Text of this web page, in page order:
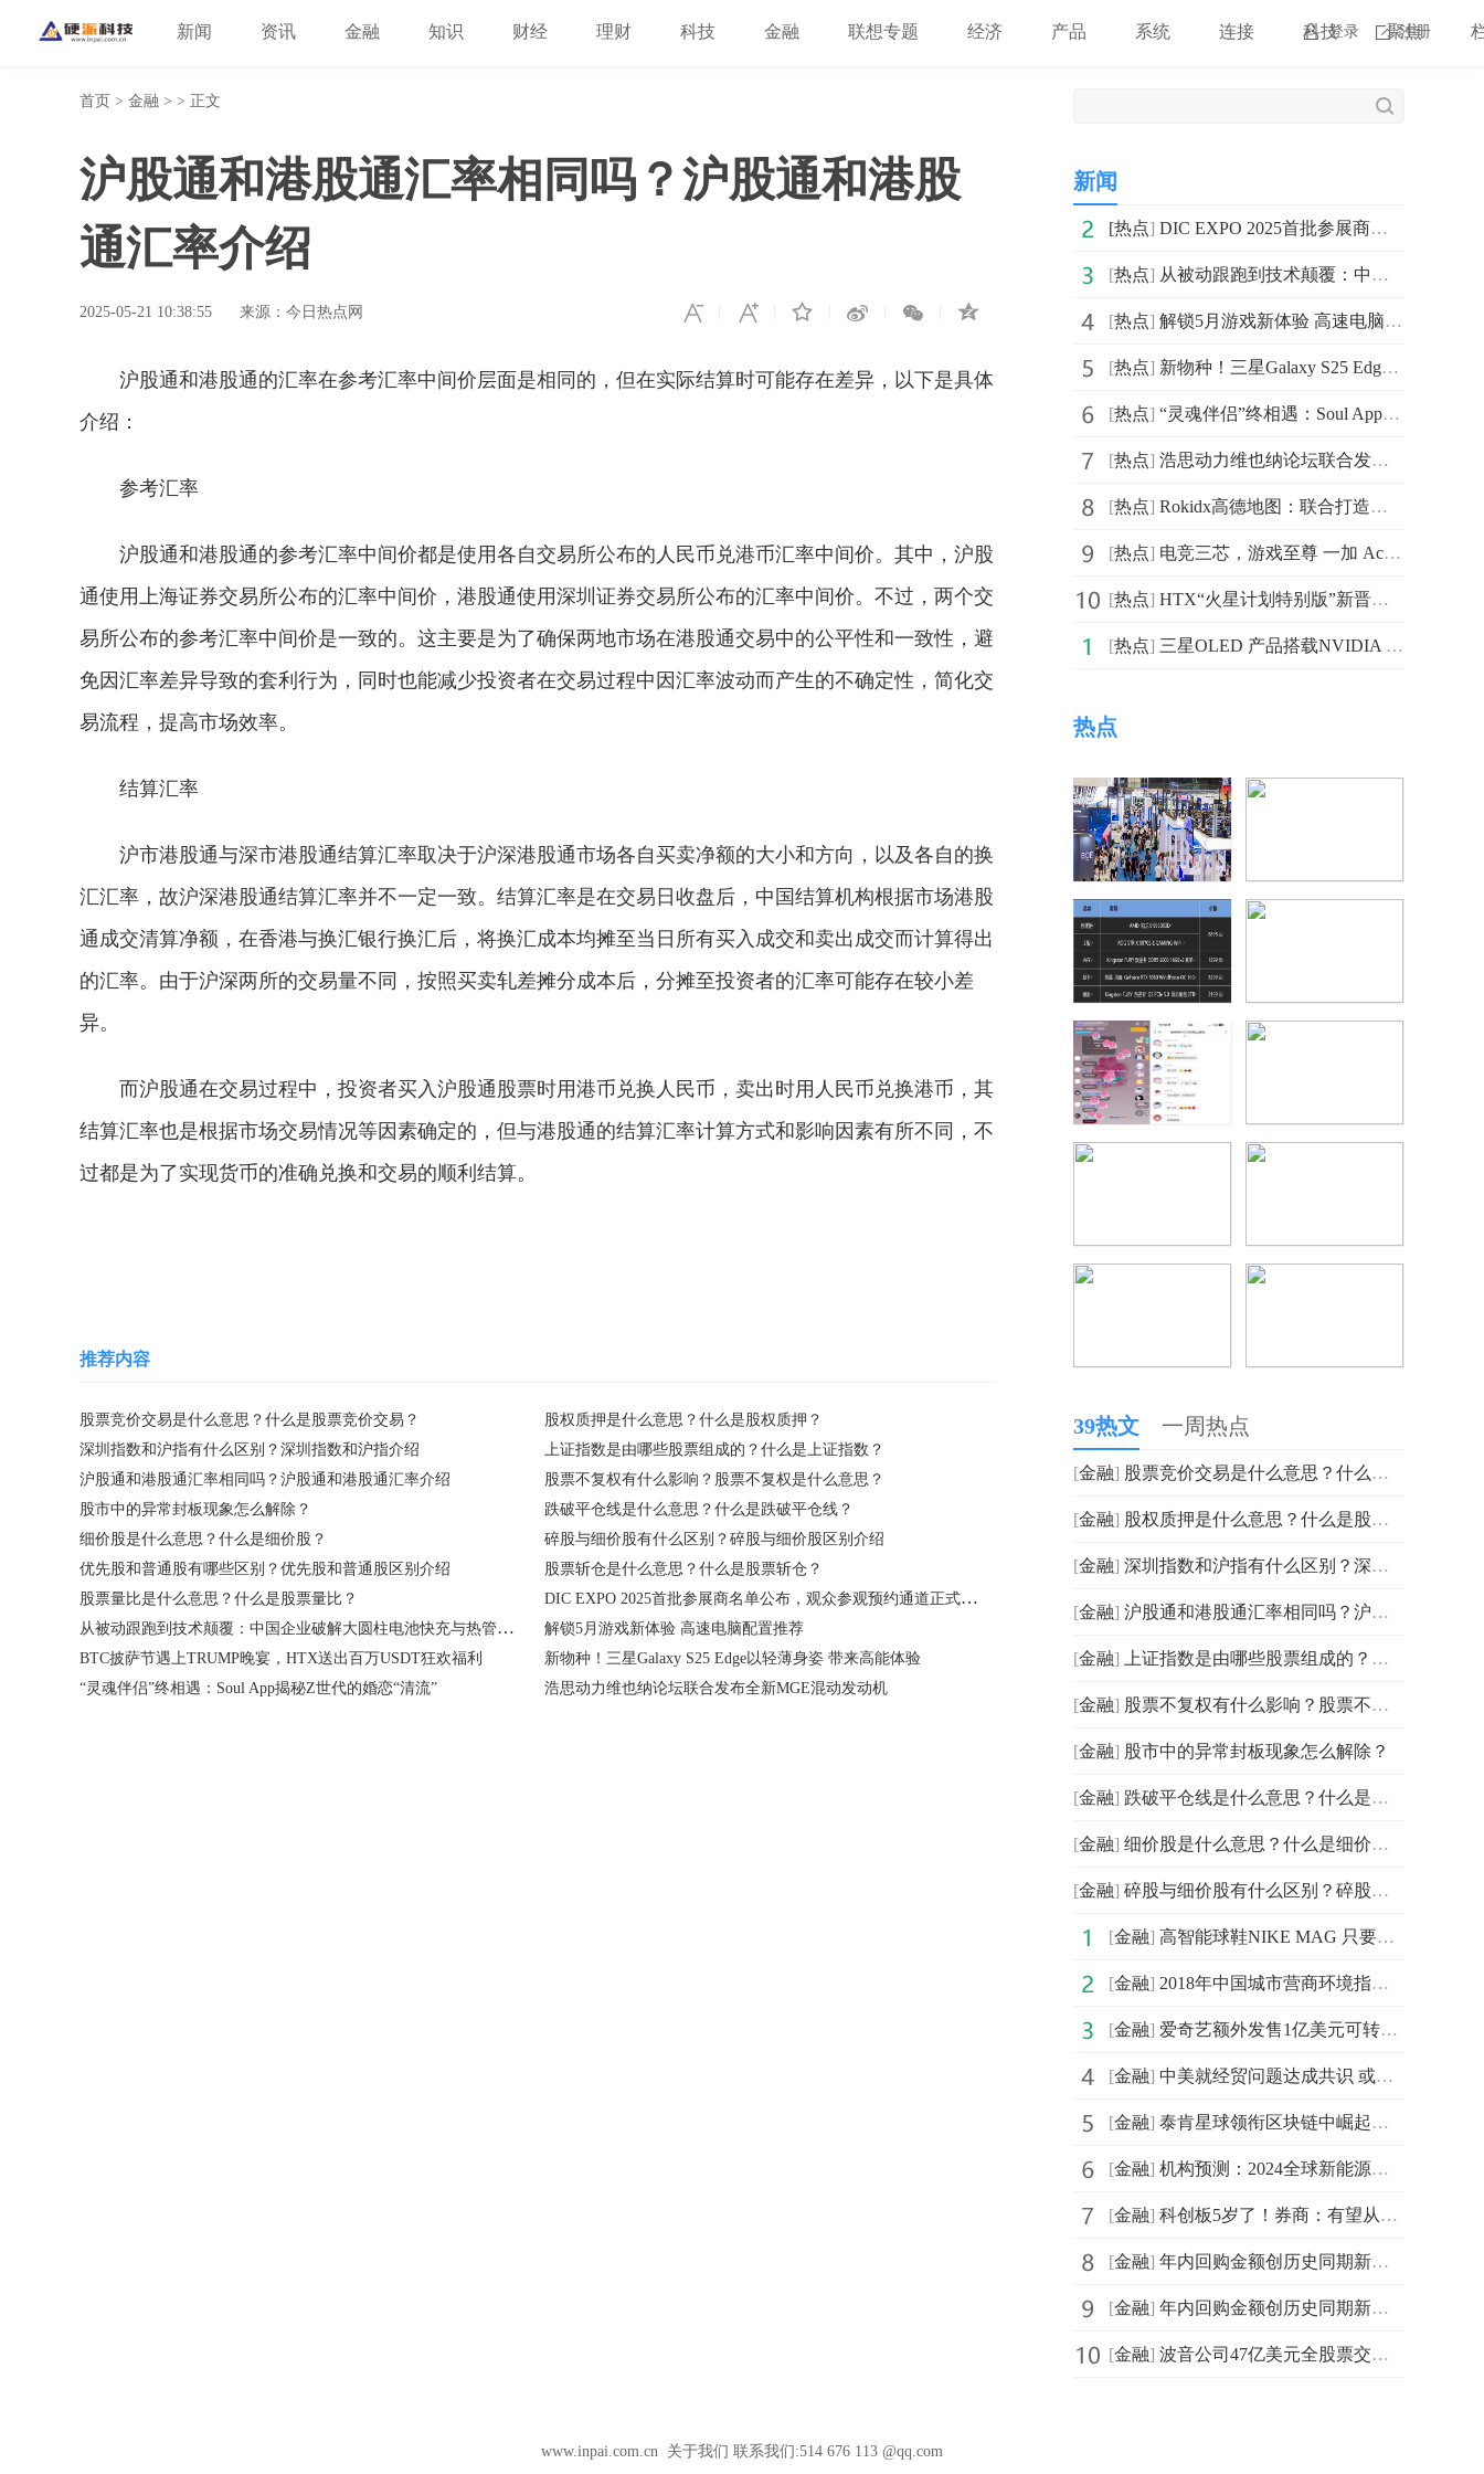
登录 注册
新闻 资讯 金融 知识 财经 理财 科技 金融 联想专题 经济 产品 系统 连接 科技 聚焦
首页 > 金融 > > 正文
沪股通和港股通汇率相同吗？沪股通和港股
通汇率介绍
2025-05-21 10:38:55 来源：今日热点网
沪股通和港股通的汇率在参考汇率中间价层面是相同的，但在实际结算时可能存在差异，以下是具体
介绍：
参考汇率
沪股通和港股通的参考汇率中间价都是使用各自交易所公布的人民币兑港币汇率中间价。其中，沪股
通使用上海证券交易所公布的汇率中间价，港股通使用深圳证券交易所公布的汇率中间价。不过，两个交
易所公布的参考汇率中间价是一致的。这主要是为了确保两地市场在港股通交易中的公平性和一致性，避
免因汇率差异导致的套利行为，同时也能减少投资者在交易过程中因汇率波动而产生的不确定性，简化交
易流程，提高市场效率。
结算汇率
沪市港股通与深市港股通结算汇率取决于沪深港股通市场各自买卖净额的大小和方向，以及各自的换
汇汇率，故沪深港股通结算汇率并不一定一致。结算汇率是在交易日收盘后，中国结算机构根据市场港股
通成交清算净额，在香港与换汇银行换汇后，将换汇成本均摊至当日所有买入成交和卖出成交而计算得出
的汇率。由于沪深两所的交易量不同，按照买卖轧差摊分成本后，分摊至投资者的汇率可能存在较小差
异。
而沪股通在交易过程中，投资者买入沪股通股票时用港币兑换人民币，卖出时用人民币兑换港币，其
结算汇率也是根据市场交易情况等因素确定的，但与港股通的结算汇率计算方式和影响因素有所不同，不
过都是为了实现货币的准确兑换和交易的顺利结算。
推荐内容
股票竞价交易是什么意思？什么是股票竞价交易？
股权质押是什么意思？什么是股权质押？
深圳指数和沪指有什么区别？深圳指数和沪指介绍
上证指数是由哪些股票组成的？什么是上证指数？
沪股通和港股通汇率相同吗？沪股通和港股通汇率介绍
股票不复权有什么影响？股票不复权是什么意思？
股市中的异常封板现象怎么解除？
跌破平仓线是什么意思？什么是跌破平仓线？
细价股是什么意思？什么是细价股？
碎股与细价股有什么区别？碎股与细价股区别介绍
优先股和普通股有哪些区别？优先股和普通股区别介绍
股票斩仓是什么意思？什么是股票斩仓？
股票量比是什么意思？什么是股票量比？
DIC EXPO 2025首批参展商名单公布，观众参观预约通道正式开启
从被动跟跑到技术颠覆：中国企业破解大圆柱电池快充与热管理难题
解锁5月游戏新体验 高速电脑配置推荐
BTC披萨节遇上TRUMP晚宴，HTX送出百万USDT狂欢福利
新物种！三星Galaxy S25 Edge以轻薄身姿 带来高能体验
“灵魂伴侣”终相遇：Soul App揭秘Z世代的婚恋“清流”
浩思动力维也纳论坛联合发布全新MGE混动发动机
新闻
[热点] DIC EXPO 2025首批参展商名单公布，观众参观预约通道正式开启
[热点] 从被动跟跑到技术颠覆：中国企业破解大圆柱电池快充与热
[热点] 解锁5月游戏新体验 高速电脑配置推荐
[热点] 新物种！三星Galaxy S25 Edge以轻薄身姿 带来高能体验
[热点] “灵魂伴侣”终相遇：Soul App揭秘Z世代的婚恋“清流”
[热点] 浩思动力维也纳论坛联合发布全新MGE混动发动机
[热点] Rokidx高德地图：联合打造首个智能眼镜导航行业标杆
[热点] 电竞三芯，游戏至尊 一加 Ace 5 至尊系列正式定档5月27日
[热点] HTX“火星计划特别版”新晋候选人出炉，用户太空之旅进入
[热点] 三星OLED 产品搭载NVIDIA G-SYNC技术，打造顶尖游戏体验
热点
39热文 一周热点
[金融] 股票竞价交易是什么意思？什么是股票竞价交易？
[金融] 股权质押是什么意思？什么是股权质押？
[金融] 深圳指数和沪指有什么区别？深圳指数和沪指介绍
[金融] 沪股通和港股通汇率相同吗？沪股通和港股通汇率介绍
[金融] 上证指数是由哪些股票组成的？什么是上证指数？
[金融] 股票不复权有什么影响？股票不复权是什么意思？
[金融] 股市中的异常封板现象怎么解除？
[金融] 跌破平仓线是什么意思？什么是跌破平仓线？
[金融] 细价股是什么意思？什么是细价股？
[金融] 碎股与细价股有什么区别？碎股与细价股区别介绍
[金融] 高智能球鞋NIKE MAG 只要你能穿得上，就一定合适！酷
[金融] 2018年中国城市营商环境指数排名出炉:深圳第一上海第二
[金融] 爱奇艺额外发售1亿美元可转债：年利率为3.75%
[金融] 中美就经贸问题达成共识 或刺激市场短期反弹
[金融] 泰肯星球领衔区块链中崛起最迅速的领域：区块链游戏
[金融] 机构预测：2024全球新能源车销量有望同增25%
[金融] 科创板5岁了！券商：有望从低估提升至合理的水平
[金融] 年内回购金额创历史同期新高，券商：A股业绩有望企稳回升
[金融] 年内回购金额创历史同期新高，券商：A股业绩有望企稳回升
[金融] 波音公司47亿美元全股票交易收购Spirit Aero，面临多重挑战
www.inpai.com.cn 关于我们 联系我们:514 676 113 @qq.com